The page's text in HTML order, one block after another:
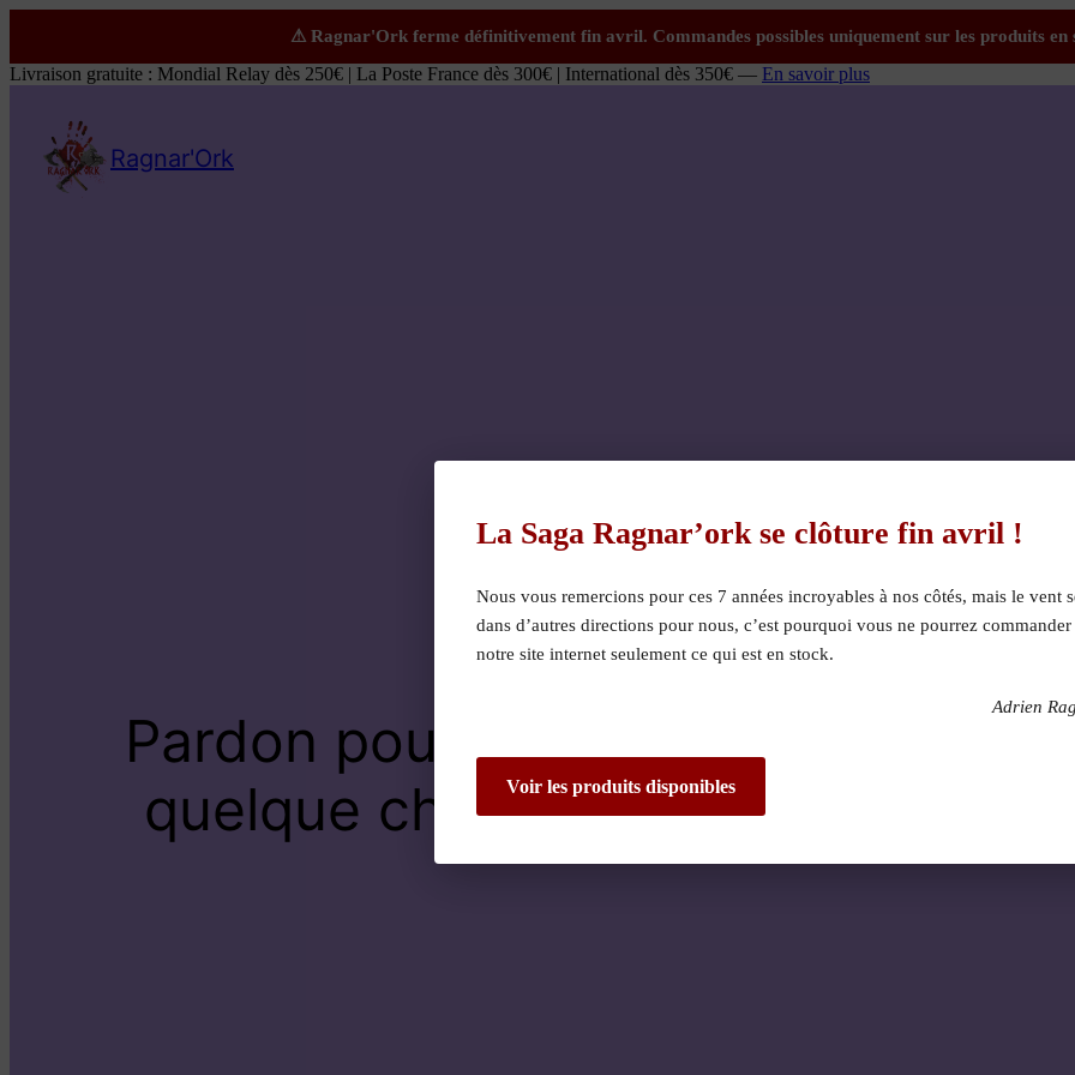
Livraison gratuite : Mondial Relay dès 250€ | La Poste France dès 300€ | International dès 350€ — En savoir plus
Ragnar'Ork
Pardon pour le dérangement !
quelque chose de fantastique –
La Saga Ragnar’ork se clôture fin avril !
Nous vous remercions pour ces 7 années incroyables à nos côtés, mais le vent
dans d’autres directions pour nous, c’est pourquoi vous ne pourrez
notre site internet seulement ce qui est en stock.
Adrien
Voir les produits disponibles